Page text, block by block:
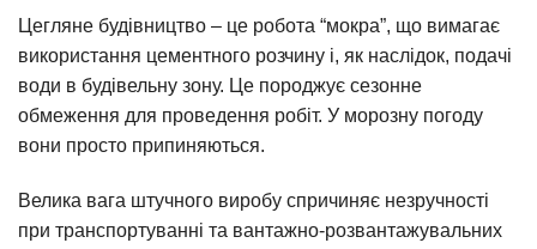
Цегляне будівництво – це робота “мокра”, що вимагає
використання цементного розчину і, як наслідок, подачі
води в будівельну зону. Це породжує сезонне
обмеження для проведення робіт. У морозну погоду
вони просто припиняються.
Велика вага штучного виробу спричиняє незручності
при транспортуванні та вантажно-розвантажувальних